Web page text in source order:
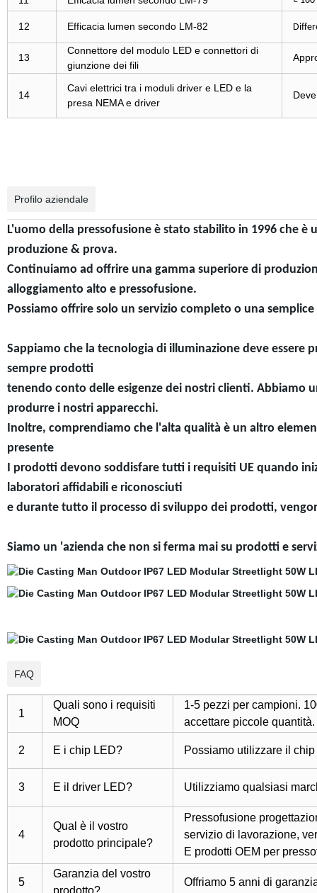
12 Efficacia lumen secondo LM-82
13
Connettore del modulo LED e connettori di
giunzione dei fili
14
Cavi elettrici tra i moduli driver e LED e la
presa NEMA e driver
Profilo aziendale
L'uomo della pressofusione è stato stabilito in 1996 che
produzione & prova.
Continuiamo ad offrire una gamma superiore di
alloggiamento alto e pressofusione.
Possiamo offrire solo un servizio completo o una
Sappiamo che la tecnologia di illuminazione deve
sempre prodotti
tenendo conto delle esigenze dei nostri clienti. Abbiamo
produrre i nostri apparecchi.
Inoltre, comprendiamo che l'alta qualità è un altro
presente
I prodotti devono soddisfare tutti i requisiti UE quando
laboratori affidabili e riconosciuti
e durante tutto il processo di sviluppo dei prodotti,
Siamo un 'azienda che non si ferma mai su prodotti e
FAQ
1
Quali sono i requisiti
MOQ
1-5 pezzi per campioni.
accettare piccole quantità.
2 E i chip LED? Possiamo utilizzare il
3 E il driver LED? Utilizziamo qualsiasi
4
Qual è il vostro
prodotto principale?
Pressofusione
servizio di lavorazione,
E prodotti OEM per
5
Garanzia del vostro
prodotto?
Offriamo 5 anni di